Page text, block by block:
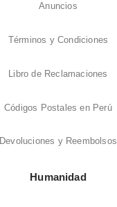
Anuncios
Términos y Condiciones
Libro de Reclamaciones
Códigos Postales en Perú
Devoluciones y Reembolsos
Humanidad